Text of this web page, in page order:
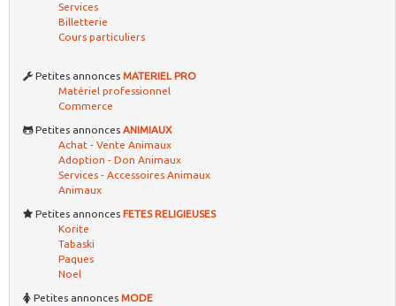
Services
Billetterie
Cours particuliers
Petites annonces MATERIEL PRO
Matériel professionnel
Commerce
Petites annonces ANIMIAUX
Achat - Vente Animaux
Adoption - Don Animaux
Services - Accessoires Animaux
Animaux
Petites annonces FETES RELIGIEUSES
Korite
Tabaski
Paques
Noel
Petites annonces MODE